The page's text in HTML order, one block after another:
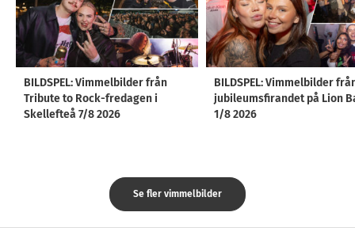
BILDSPEL: Vimmelbilder från
Tribute to Rock-fredagen i
Skellefteå 7/8 2026
BILDSPEL: Vimmelbilder
jubileumsfirandet på Lion
1/8 2026
Se fler vimmelbilder